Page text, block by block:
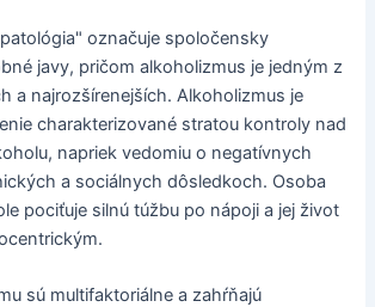
označuje spoločensky
javy, pričom alkoholizmus je jedným z
a najrozšírenejších. Alkoholizmus je
charakterizované stratou kontroly nad
napriek vedomiu o negatívnych
a sociálnych dôsledkoch. Osoba
pociťuje silnú túžbu po nápoji a jej život
sú multifaktoriálne a zahŕňajú